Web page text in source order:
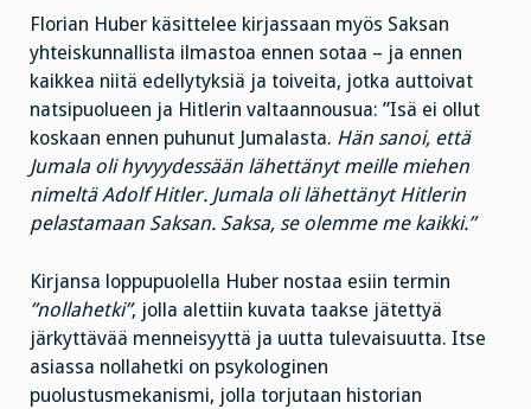
Florian Huber käsittelee kirjassaan myös Saksan
yhteiskunnallista ilmastoa ennen sotaa – ja ennen
kaikkea niitä edellytyksiä ja toiveita, jotka auttoivat
natsipuolueen ja Hitlerin valtaannousua: ”Isä ei ollut
koskaan ennen puhunut Jumalasta. Hän sanoi, että
Jumala oli hyvyydessään lähettänyt meille miehen
nimeltä Adolf Hitler. Jumala oli lähettänyt Hitlerin
pelastamaan Saksan. Saksa, se olemme me kaikki.”
Kirjansa loppupuolella Huber nostaa esiin termin
”nollahetki”, jolla alettiin kuvata taakse jätettyä
järkyttävää menneisyyttä ja uutta tulevaisuutta. Itse
asiassa nollahetki on psykologinen
puolustusmekanismi, jolla torjutaan historian